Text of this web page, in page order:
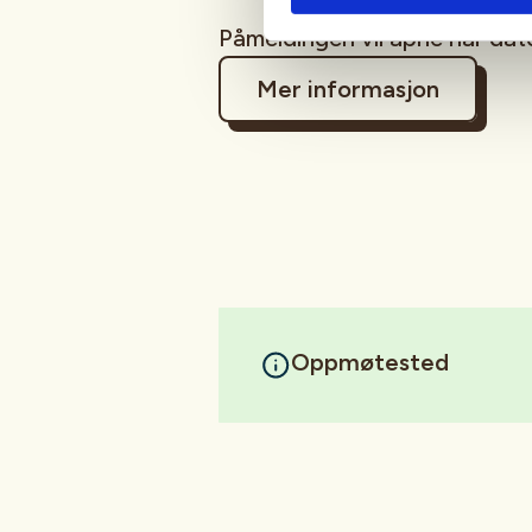
Påmeldingen vil åpne når
Mer informasjon
Oppmøtested